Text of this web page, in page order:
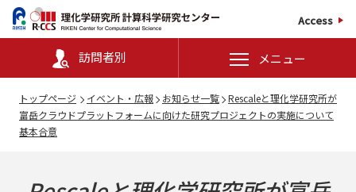
Access
訪問者別 メニュー
トップページ イベント・広報 お知らせ一覧
Rescaleと理化学研究所が
富岳クラウドプラットフォームに向けた研究プロジェクトの実施について
基本合意